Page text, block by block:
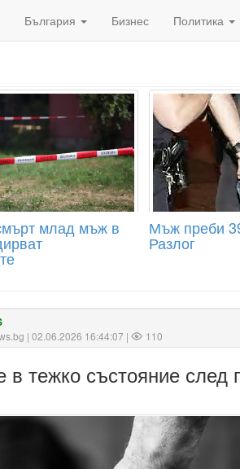
България Бизнес Политика
млад мъж в Мъж преби
Разлог
| 02.06.2026 16:44:07 | 110
тежко състояние след